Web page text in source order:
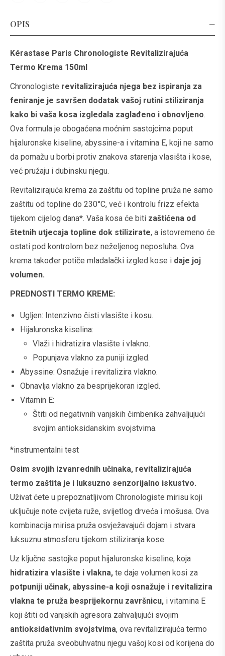
OPIS
Kérastase Paris Chronologiste Revitalizirajuća
Termo Krema 150ml
Chronologiste revitalizirajuća njega bez ispiranja za
feniranje je savršen dodatak vašoj rutini stiliziranja
kako bi vaša kosa izgledala zaglađeno i obnovljeno.
Ova formula je obogaćena moćnim sastojcima poput
hijaluronske kiseline, abyssine-a i vitamina E, koji ne samo
da pomažu u borbi protiv znakova starenja vlasišta i kose,
već pružaju i dubinsku njegu.
Revitalizirajuća krema za zaštitu od topline pruža ne samo
zaštitu od topline do 230°C, već i kontrolu frizz efekta
tijekom cijelog dana*. Vaša kosa će biti zaštićena od
štetnih utjecaja topline dok stilizirate, a istovremeno će
ostati pod kontrolom bez neželjenog neposluha. Ova
krema također potiče mladalački izgled kose i daje joj
volumen.
PREDNOSTI TERMO KREME:
Ugljen: Intenzivno čisti vlasište i kosu.
Hijaluronska kiselina:
Vlaži i hidratizira vlasište i vlakno.
Popunjava vlakno za puniji izgled.
Abyssine: Osnažuje i revitalizira vlakno.
Obnavlja vlakno za besprijekoran izgled.
Vitamin E:
Štiti od negativnih vanjskih čimbenika zahvaljujući
svojim antioksidanskim svojstvima.
*instrumentalni test
Osim svojih izvanrednih učinaka, revitalizirajuća
termo zaštita je i luksuzno senzorijalno iskustvo.
Uživat ćete u prepoznatljivom Chronologiste mirisu koji
uključuje note cvijeta ruže, svijetlog drveća i mošusa. Ova
kombinacija mirisa pruža osvježavajući dojam i stvara
luksuznu atmosferu tijekom stiliziranja kose.
Uz ključne sastojke poput hijaluronske kiseline, koja
hidratizira vlasište i vlakna, te daje volumen kosi za
potpuniji učinak, abyssine-a koji osnažuje i revitalizira
vlakna te pruža besprijekornu završnicu, i vitamina E
koji štiti od vanjskih agresora zahvaljujući svojim
antioksidativnim svojstvima, ova revitalizirajuća termo
zaštita pruža sveobuhvatnu njegu vašoj kosi od korijena do